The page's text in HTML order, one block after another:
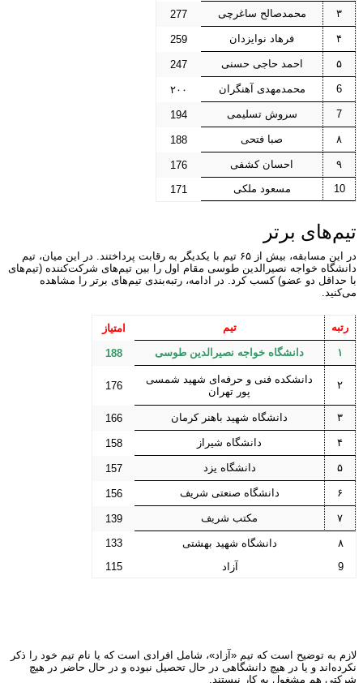
۳
محمدصالح ساغرچی
277
۴
فرهاد نوایزدان
259
۵
احمد حاجی حسنی
247
6
محمدمهدی آهنگران
۲۰۰
7
سروش تسلیمی
194
۸
صبا فتحی
188
۹
احسان کشفی
176
10
مسعود ملکی 171
تیم‌های برتر
در این مسابقه، بیش از ۶۵ تیم با یکدیگر به رقابت پرداختند. در این میان، تیم
دانشگاه خواجه نصیرالدین طوسی مقام اول را بین تیم‌های شرکت‌کننده (تیم‌های
با حداقل دو عضو) کسب کرد. در ادامه، رتبه‌بندی تیم‌های برتر را مشاهده
می‌کنید.
رتبه تیم
امتیاز
۱
دانشگاه خواجه نصیر‌الدین طوسی 188
۲
دانشکده فنی و حرفه‌ای شهید شمسی
پور تهران
176
۳ دانشگاه شهید باهنر کرمان
166
۴
دانشگاه شیراز
158
۵
دانشگاه یزد
157
۶
دانشگاه صنعتی شریف
156
۷
مکتب شریف
139
۸
دانشگاه شهید بهشتی
133
9
آزاد 115
لازم به توضیح است که تیم «آزاد»، شامل افرادی است که یا نام تیم خود را ذکر
نکرده‌اند و یا در هیچ دانشگاهی در حال تحصیل نبوده و در حال حاضر در هیچ
شرکتی هم مشغول به کار نیستند.